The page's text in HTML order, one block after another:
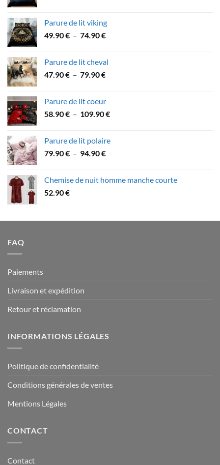
53.60 €
à
Parure de lit viking
49.90€ – 74.90€Plage
49.90 €
à
Parure de lit cheval
47.90€ – 79.90€Plage
à
Parure de lit coeur
58.90€ – 109.90€Plage
58.90 €
Parure de lit polaire
79.90€ – 94.90€Plage
79.90 €
Chemise de nuit homme manche courte
52.90€
FAQ
Paiements
Livraison et expédition
Retour et réclamation
INFORMATIONS LÉGALES
Politique de confidentialité
Conditions générales de ventes
Mentions Légales
CONTACT
Contact